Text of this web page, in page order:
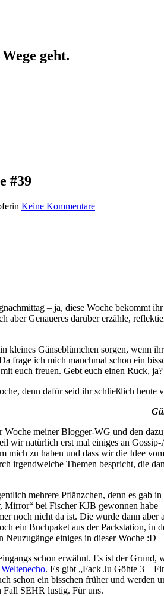
geht.
#39
Keine Kommentare
– ja, diese Woche bekommt
aber Genaueres darüber erzähle,
kleines Gänseblümchen sorgen, wenn
frage ich mich manchmal schon ein
euch freuen. Gebt euch einen Ruck,
denn dafür seid ihr schließlich heute
Woche meiner Blogger-WG und den
natürlich erst mal einiges an
zu haben und dass wir die Idee
irgendwelche Themen bespricht, die
mehrere Pflänzchen, denn es gab
bei Fischer KJB gewonnen
noch nicht da ist. Die wurde dann
ein Buchpaket aus der Packstation,
einiges in dieser Woche :D
schon erwähnt. Es ist der
. Es gibt „Fack Ju Göhte 3 –
schon ein bisschen früher und werden
Fall SEHR lustig. Für uns.